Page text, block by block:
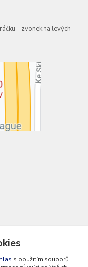
- zvonek na levých
s použitím souborů